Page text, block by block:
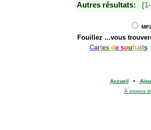
Autres résultats:
Fouillez ...vous
Cartes de sou haits
Accueil •
À propos